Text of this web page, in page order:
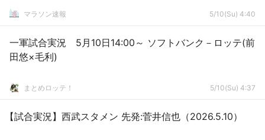
マラソン速報 5/10(Su) 4:40
一軍試合実況 5月10日14:00～ ソフトバンク－ロッテ(前
田悠×毛利)
まとめロッテ！ 5/10(Su) 4:37
【試合実況】西武スタメン 先発:菅井信也（2026.5.10）